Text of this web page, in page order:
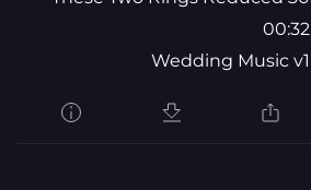
00:32
Wedding Music v1